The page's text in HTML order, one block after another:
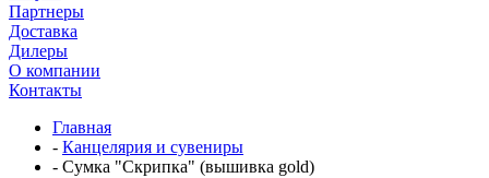
Партнеры
Доставка
Дилеры
О компании
Контакты
Главная
- Канцелярия и сувениры
- Сумка "Скрипка" (вышивка gold)